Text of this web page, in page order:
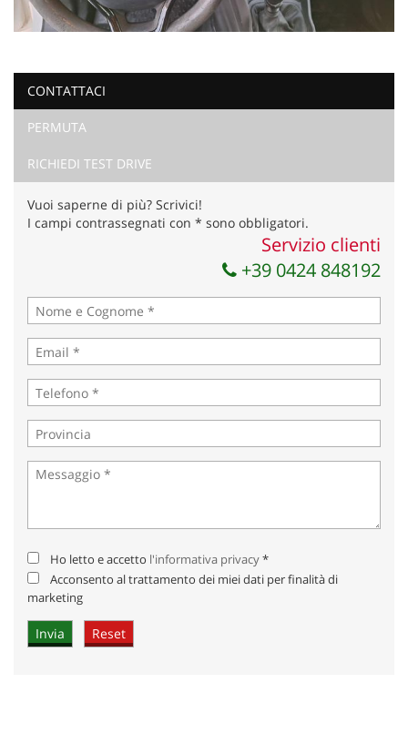
CONTATTACI
PERMUTA
RICHIEDI TEST DRIVE
Vuoi saperne di più? Scrivici!
I campi contrassegnati con * sono obbligatori.
Servizio clienti
+39 0424 848192
Ho letto e accetto l'informativa privacy*
Acconsento al trattamento dei miei dati per finalità di
marketing